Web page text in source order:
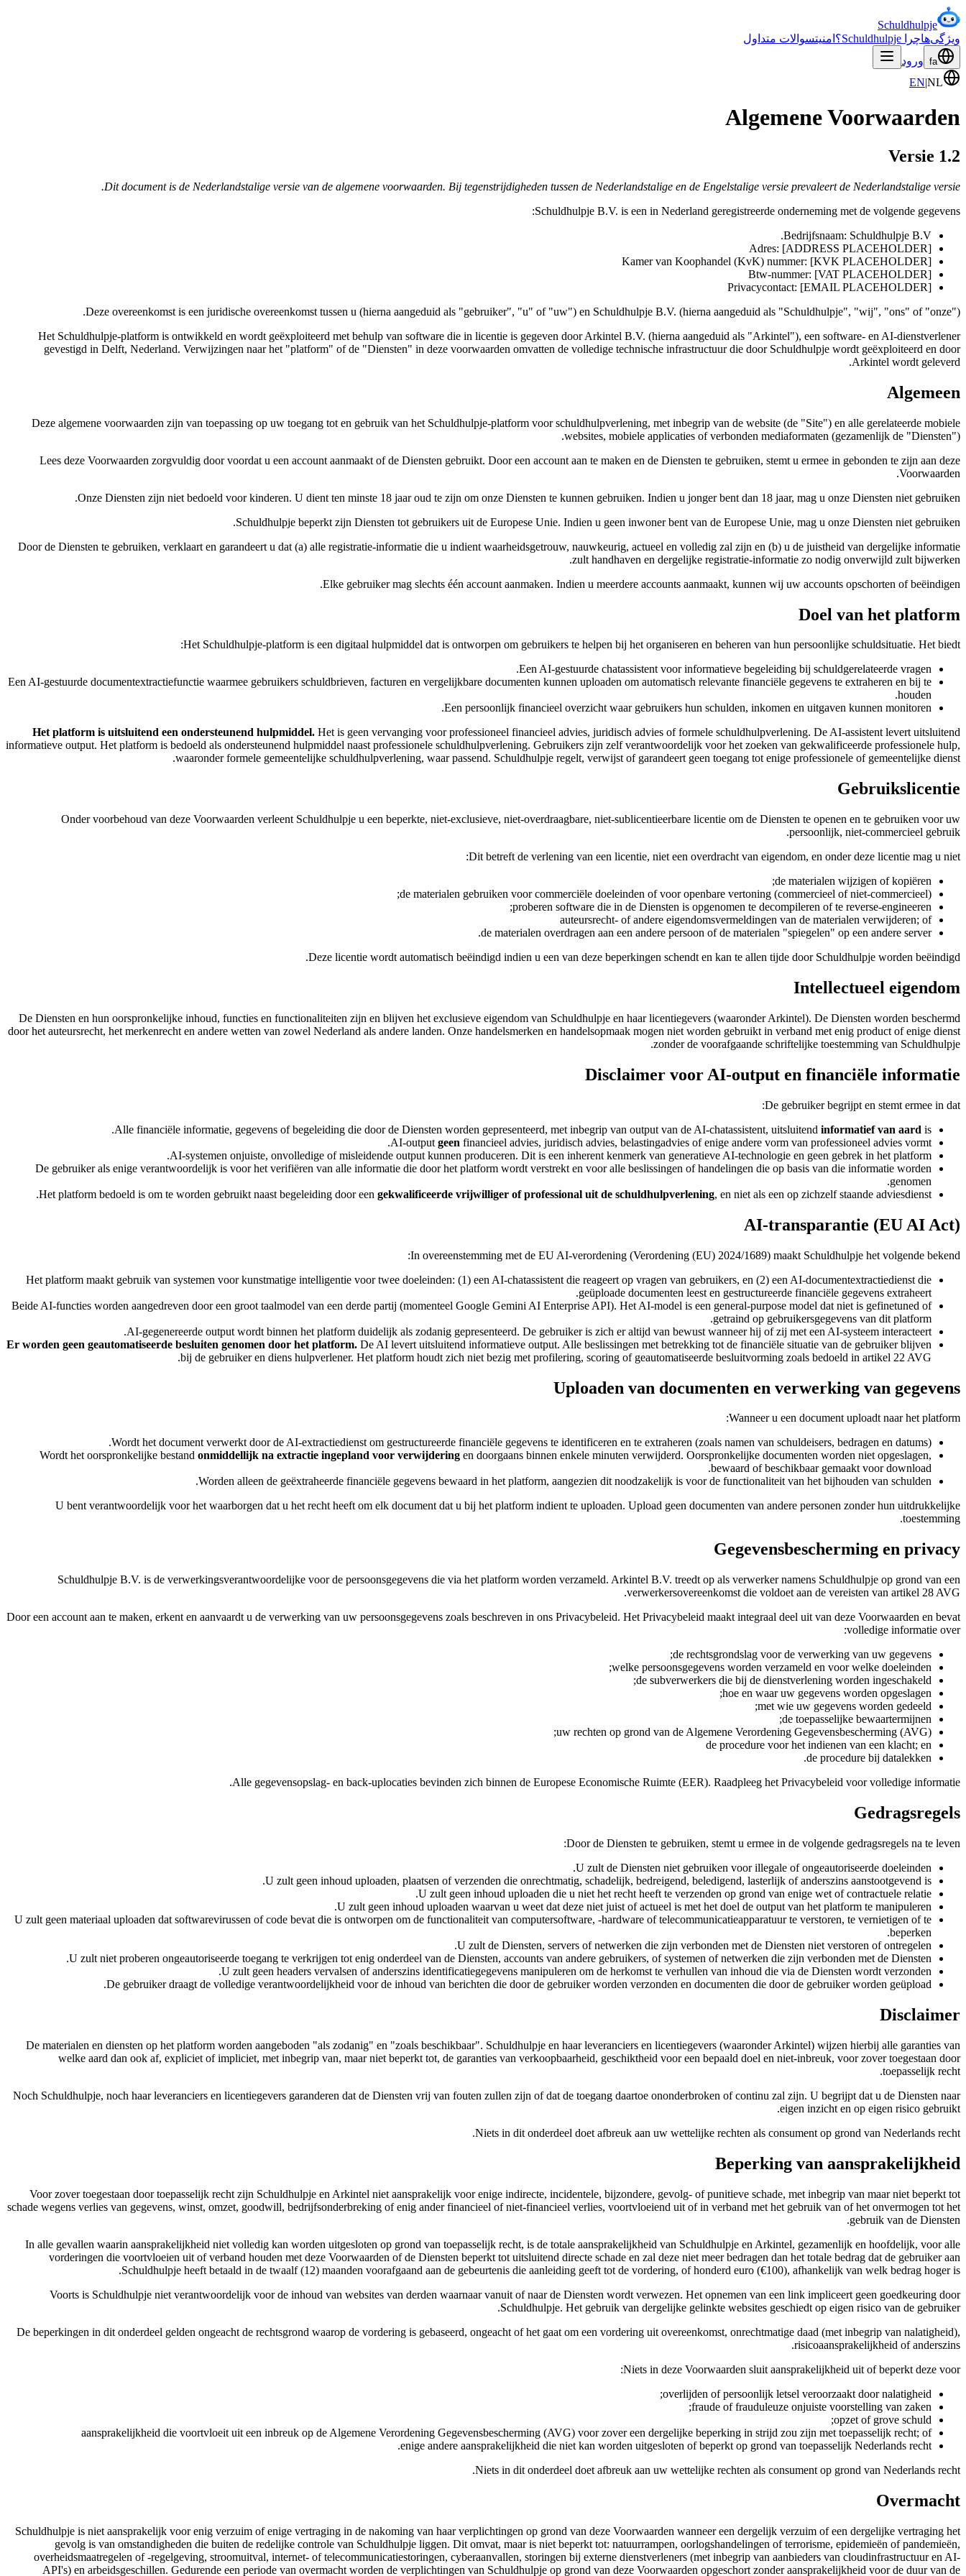
Schuldhulpje
ویژگی‌هاچرا Schuldhulpje؟ امنیتسوالات متداول
fa ورود
EN|NL
Algemene Voorwaarden
Versie 1.2
Dit document is de Nederlandstalige versie van de algemene voorwaarden. Bij tegenstrijdigheden tussen de Nederlandstalige en de Engelstalige versie prevaleert de Nederlandstalige versie.
Schuldhulpje B.V. is een in Nederland geregistreerde onderneming met de volgende gegevens:
Bedrijfsnaam: Schuldhulpje B.V.
Adres: [ADDRESS PLACEHOLDER]
Kamer van Koophandel (KvK) nummer: [KVK PLACEHOLDER]
Btw-nummer: [VAT PLACEHOLDER]
Privacycontact: [EMAIL PLACEHOLDER]
Deze overeenkomst is een juridische overeenkomst tussen u (hierna aangeduid als "gebruiker", "u" of "uw") en Schuldhulpje B.V. (hierna aangeduid als "Schuldhulpje", "wij", "ons" of "onze").
Het Schuldhulpje-platform is ontwikkeld en wordt geëxploiteerd met behulp van software die in licentie is gegeven door Arkintel B.V. (hierna aangeduid als "Arkintel"), een software- en AI-dienstverlener
gevestigd in Delft, Nederland. Verwijzingen naar het "platform" of de "Diensten" in deze voorwaarden omvatten de volledige technische infrastructuur die door Schuldhulpje wordt geëxploiteerd en door
Arkintel wordt geleverd.
Algemeen
Deze algemene voorwaarden zijn van toepassing op uw toegang tot en gebruik van het Schuldhulpje-platform voor schuldhulpverlening, met inbegrip van de website (de "Site") en alle gerelateerde mobiele
websites, mobiele applicaties of verbonden mediaformaten (gezamenlijk de "Diensten").
Lees deze Voorwaarden zorgvuldig door voordat u een account aanmaakt of de Diensten gebruikt. Door een account aan te maken en de Diensten te gebruiken, stemt u ermee in gebonden te zijn aan deze
Voorwaarden.
Onze Diensten zijn niet bedoeld voor kinderen. U dient ten minste 18 jaar oud te zijn om onze Diensten te kunnen gebruiken. Indien u jonger bent dan 18 jaar, mag u onze Diensten niet gebruiken.
Schuldhulpje beperkt zijn Diensten tot gebruikers uit de Europese Unie. Indien u geen inwoner bent van de Europese Unie, mag u onze Diensten niet gebruiken.
Door de Diensten te gebruiken, verklaart en garandeert u dat (a) alle registratie-informatie die u indient waarheidsgetrouw, nauwkeurig, actueel en volledig zal zijn en (b) u de juistheid van dergelijke informatie
zult handhaven en dergelijke registratie-informatie zo nodig onverwijld zult bijwerken.
Elke gebruiker mag slechts één account aanmaken. Indien u meerdere accounts aanmaakt, kunnen wij uw accounts opschorten of beëindigen.
Doel van het platform
Het Schuldhulpje-platform is een digitaal hulpmiddel dat is ontworpen om gebruikers te helpen bij het organiseren en beheren van hun persoonlijke schuldsituatie. Het biedt:
Een AI-gestuurde chatassistent voor informatieve begeleiding bij schuldgerelateerde vragen.
Een AI-gestuurde documentextractiefunctie waarmee gebruikers schuldbrieven, facturen en vergelijkbare documenten kunnen uploaden om automatisch relevante financiële gegevens te extraheren en bij te
houden.
Een persoonlijk financieel overzicht waar gebruikers hun schulden, inkomen en uitgaven kunnen monitoren.
Het platform is uitsluitend een ondersteunend hulpmiddel. Het is geen vervanging voor professioneel financieel advies, juridisch advies of formele schuldhulpverlening. De AI-assistent levert uitsluitend
informatieve output. Het platform is bedoeld als ondersteunend hulpmiddel naast professionele schuldhulpverlening. Gebruikers zijn zelf verantwoordelijk voor het zoeken van gekwalificeerde professionele hulp,
waaronder formele gemeentelijke schuldhulpverlening, waar passend. Schuldhulpje regelt, verwijst of garandeert geen toegang tot enige professionele of gemeentelijke dienst.
Gebruikslicentie
Onder voorbehoud van deze Voorwaarden verleent Schuldhulpje u een beperkte, niet-exclusieve, niet-overdraagbare, niet-sublicentieerbare licentie om de Diensten te openen en te gebruiken voor uw
persoonlijk, niet-commercieel gebruik.
Dit betreft de verlening van een licentie, niet een overdracht van eigendom, en onder deze licentie mag u niet:
de materialen wijzigen of kopiëren;
de materialen gebruiken voor commerciële doeleinden of voor openbare vertoning (commercieel of niet-commercieel);
proberen software die in de Diensten is opgenomen te decompileren of te reverse-engineeren;
auteursrecht- of andere eigendomsvermeldingen van de materialen verwijderen; of
de materialen overdragen aan een andere persoon of de materialen "spiegelen" op een andere server.
Deze licentie wordt automatisch beëindigd indien u een van deze beperkingen schendt en kan te allen tijde door Schuldhulpje worden beëindigd.
Intellectueel eigendom
De Diensten en hun oorspronkelijke inhoud, functies en functionaliteiten zijn en blijven het exclusieve eigendom van Schuldhulpje en haar licentiegevers (waaronder Arkintel). De Diensten worden beschermd
door het auteursrecht, het merkenrecht en andere wetten van zowel Nederland als andere landen. Onze handelsmerken en handelsopmaak mogen niet worden gebruikt in verband met enig product of enige dienst
zonder de voorafgaande schriftelijke toestemming van Schuldhulpje.
Disclaimer voor AI-output en financiële informatie
De gebruiker begrijpt en stemt ermee in dat:
Alle financiële informatie, gegevens of begeleiding die door de Diensten worden gepresenteerd, met inbegrip van output van de AI-chatassistent, uitsluitend informatief van aard is.
AI-output geen financieel advies, juridisch advies, belastingadvies of enige andere vorm van professioneel advies vormt.
AI-systemen onjuiste, onvolledige of misleidende output kunnen produceren. Dit is een inherent kenmerk van generatieve AI-technologie en geen gebrek in het platform.
De gebruiker als enige verantwoordelijk is voor het verifiëren van alle informatie die door het platform wordt verstrekt en voor alle beslissingen of handelingen die op basis van die informatie worden
genomen.
Het platform bedoeld is om te worden gebruikt naast begeleiding door een gekwalificeerde vrijwilliger of professional uit de schuldhulpverlening, en niet als een op zichzelf staande adviesdienst.
AI-transparantie (EU AI Act)
In overeenstemming met de EU AI-verordening (Verordening (EU) 2024/1689) maakt Schuldhulpje het volgende bekend:
Het platform maakt gebruik van systemen voor kunstmatige intelligentie voor twee doeleinden: (1) een AI-chatassistent die reageert op vragen van gebruikers, en (2) een AI-documentextractiedienst die
geüploade documenten leest en gestructureerde financiële gegevens extraheert.
Beide AI-functies worden aangedreven door een groot taalmodel van een derde partij (momenteel Google Gemini AI Enterprise API). Het AI-model is een general-purpose model dat niet is gefinetuned of
getraind op gebruikersgegevens van dit platform.
AI-gegenereerde output wordt binnen het platform duidelijk als zodanig gepresenteerd. De gebruiker is zich er altijd van bewust wanneer hij of zij met een AI-systeem interacteert.
Er worden geen geautomatiseerde besluiten genomen door het platform. De AI levert uitsluitend informatieve output. Alle beslissingen met betrekking tot de financiële situatie van de gebruiker blijven
bij de gebruiker en diens hulpverlener. Het platform houdt zich niet bezig met profilering, scoring of geautomatiseerde besluitvorming zoals bedoeld in artikel 22 AVG.
Uploaden van documenten en verwerking van gegevens
Wanneer u een document uploadt naar het platform:
Wordt het document verwerkt door de AI-extractiedienst om gestructureerde financiële gegevens te identificeren en te extraheren (zoals namen van schuldeisers, bedragen en datums).
Wordt het oorspronkelijke bestand onmiddellijk na extractie ingepland voor verwijdering en doorgaans binnen enkele minuten verwijderd. Oorspronkelijke documenten worden niet opgeslagen,
bewaard of beschikbaar gemaakt voor download.
Worden alleen de geëxtraheerde financiële gegevens bewaard in het platform, aangezien dit noodzakelijk is voor de functionaliteit van het bijhouden van schulden.
U bent verantwoordelijk voor het waarborgen dat u het recht heeft om elk document dat u bij het platform indient te uploaden. Upload geen documenten van andere personen zonder hun uitdrukkelijke
toestemming.
Gegevensbescherming en privacy
Schuldhulpje B.V. is de verwerkingsverantwoordelijke voor de persoonsgegevens die via het platform worden verzameld. Arkintel B.V. treedt op als verwerker namens Schuldhulpje op grond van een
verwerkersovereenkomst die voldoet aan de vereisten van artikel 28 AVG.
Door een account aan te maken, erkent en aanvaardt u de verwerking van uw persoonsgegevens zoals beschreven in ons Privacybeleid. Het Privacybeleid maakt integraal deel uit van deze Voorwaarden en bevat
volledige informatie over:
de rechtsgrondslag voor de verwerking van uw gegevens;
welke persoonsgegevens worden verzameld en voor welke doeleinden;
de subverwerkers die bij de dienstverlening worden ingeschakeld;
hoe en waar uw gegevens worden opgeslagen;
met wie uw gegevens worden gedeeld;
de toepasselijke bewaartermijnen;
uw rechten op grond van de Algemene Verordening Gegevensbescherming (AVG);
de procedure voor het indienen van een klacht; en
de procedure bij datalekken.
Alle gegevensopslag- en back-uplocaties bevinden zich binnen de Europese Economische Ruimte (EER). Raadpleeg het Privacybeleid voor volledige informatie.
Gedragsregels
Door de Diensten te gebruiken, stemt u ermee in de volgende gedragsregels na te leven:
U zult de Diensten niet gebruiken voor illegale of ongeautoriseerde doeleinden.
U zult geen inhoud uploaden, plaatsen of verzenden die onrechtmatig, schadelijk, bedreigend, beledigend, lasterlijk of anderszins aanstootgevend is.
U zult geen inhoud uploaden die u niet het recht heeft te verzenden op grond van enige wet of contractuele relatie.
U zult geen inhoud uploaden waarvan u weet dat deze niet juist of actueel is met het doel de output van het platform te manipuleren.
U zult geen materiaal uploaden dat softwarevirussen of code bevat die is ontworpen om de functionaliteit van computersoftware, -hardware of telecommunicatieapparatuur te verstoren, te vernietigen of te
beperken.
U zult de Diensten, servers of netwerken die zijn verbonden met de Diensten niet verstoren of ontregelen.
U zult niet proberen ongeautoriseerde toegang te verkrijgen tot enig onderdeel van de Diensten, accounts van andere gebruikers, of systemen of netwerken die zijn verbonden met de Diensten.
U zult geen headers vervalsen of anderszins identificatiegegevens manipuleren om de herkomst te verhullen van inhoud die via de Diensten wordt verzonden.
De gebruiker draagt de volledige verantwoordelijkheid voor de inhoud van berichten die door de gebruiker worden verzonden en documenten die door de gebruiker worden geüpload.
Disclaimer
De materialen en diensten op het platform worden aangeboden "als zodanig" en "zoals beschikbaar". Schuldhulpje en haar leveranciers en licentiegevers (waaronder Arkintel) wijzen hierbij alle garanties van
welke aard dan ook af, expliciet of impliciet, met inbegrip van, maar niet beperkt tot, de garanties van verkoopbaarheid, geschiktheid voor een bepaald doel en niet-inbreuk, voor zover toegestaan door
toepasselijk recht.
Noch Schuldhulpje, noch haar leveranciers en licentiegevers garanderen dat de Diensten vrij van fouten zullen zijn of dat de toegang daartoe ononderbroken of continu zal zijn. U begrijpt dat u de Diensten naar
eigen inzicht en op eigen risico gebruikt.
Niets in dit onderdeel doet afbreuk aan uw wettelijke rechten als consument op grond van Nederlands recht.
Beperking van aansprakelijkheid
Voor zover toegestaan door toepasselijk recht zijn Schuldhulpje en Arkintel niet aansprakelijk voor enige indirecte, incidentele, bijzondere, gevolg- of punitieve schade, met inbegrip van maar niet beperkt tot
schade wegens verlies van gegevens, winst, omzet, goodwill, bedrijfsonderbreking of enig ander financieel of niet-financieel verlies, voortvloeiend uit of in verband met het gebruik van of het onvermogen tot het
gebruik van de Diensten.
In alle gevallen waarin aansprakelijkheid niet volledig kan worden uitgesloten op grond van toepasselijk recht, is de totale aansprakelijkheid van Schuldhulpje en Arkintel, gezamenlijk en hoofdelijk, voor alle
vorderingen die voortvloeien uit of verband houden met deze Voorwaarden of de Diensten beperkt tot uitsluitend directe schade en zal deze niet meer bedragen dan het totale bedrag dat de gebruiker aan
Schuldhulpje heeft betaald in de twaalf (12) maanden voorafgaand aan de gebeurtenis die aanleiding geeft tot de vordering, of honderd euro (€100), afhankelijk van welk bedrag hoger is.
Voorts is Schuldhulpje niet verantwoordelijk voor de inhoud van websites van derden waarnaar vanuit of naar de Diensten wordt verwezen. Het opnemen van een link impliceert geen goedkeuring door
Schuldhulpje. Het gebruik van dergelijke gelinkte websites geschiedt op eigen risico van de gebruiker.
De beperkingen in dit onderdeel gelden ongeacht de rechtsgrond waarop de vordering is gebaseerd, ongeacht of het gaat om een vordering uit overeenkomst, onrechtmatige daad (met inbegrip van nalatigheid),
risicoaansprakelijkheid of anderszins.
Niets in deze Voorwaarden sluit aansprakelijkheid uit of beperkt deze voor:
overlijden of persoonlijk letsel veroorzaakt door nalatigheid;
fraude of frauduleuze onjuiste voorstelling van zaken;
opzet of grove schuld;
aansprakelijkheid die voortvloeit uit een inbreuk op de Algemene Verordening Gegevensbescherming (AVG) voor zover een dergelijke beperking in strijd zou zijn met toepasselijk recht; of
enige andere aansprakelijkheid die niet kan worden uitgesloten of beperkt op grond van toepasselijk Nederlands recht.
Niets in dit onderdeel doet afbreuk aan uw wettelijke rechten als consument op grond van Nederlands recht.
Overmacht
Schuldhulpje is niet aansprakelijk voor enig verzuim of enige vertraging in de nakoming van haar verplichtingen op grond van deze Voorwaarden wanneer een dergelijk verzuim of een dergelijke vertraging het
gevolg is van omstandigheden die buiten de redelijke controle van Schuldhulpje liggen. Dit omvat, maar is niet beperkt tot: natuurrampen, oorlogshandelingen of terrorisme, epidemieën of pandemieën,
overheidsmaatregelen of -regelgeving, stroomuitval, internet- of telecommunicatiestoringen, cyberaanvallen, storingen bij externe dienstverleners (met inbegrip van aanbieders van cloudinfrastructuur en AI-
API's) en arbeidsgeschillen. Gedurende een periode van overmacht worden de verplichtingen van Schuldhulpje op grond van deze Voorwaarden opgeschort zonder aansprakelijkheid voor de duur van de